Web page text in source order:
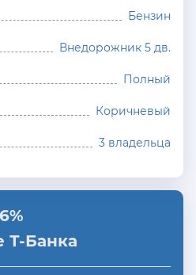
Бензин
Внедорожник 5 дв.
Полный
Коричневый
3 владельца
Т-Банка